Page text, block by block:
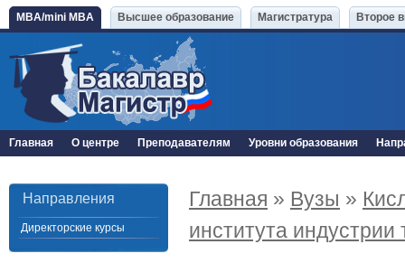
MBA/mini MBA Высшее образование Магистратура Второе
Главная О центре Преподавателям Уровни образования
Направления
Директорские курсы
Главная » Вузы »
института